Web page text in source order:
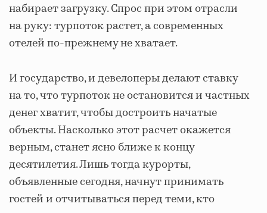
набирает загрузку. Спрос при этом отрасли
на руку: турпоток растет, а современных
отелей по-прежнему не хватает.
И государство, и девелоперы делают ставку
на то, что турпоток не остановится и частных
денег хватит, чтобы достроить начатые
объекты. Насколько этот расчет окажется
верным, станет ясно ближе к концу
десятилетия. Лишь тогда курорты,
объявленные сегодня, начнут принимать
гостей и отчитываться перед теми, кто